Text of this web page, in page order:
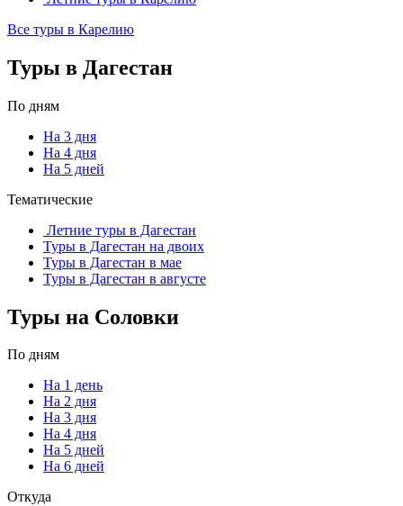
Все туры в Карелию
Туры в Дагестан
По дням
На 3 дня
На 4 дня
На 5 дней
Тематические
Летние туры в Дагестан
Туры в Дагестан на двоих
Туры в Дагестан в мае
Туры в Дагестан в августе
Туры на Соловки
По дням
На 1 день
На 2 дня
На 3 дня
На 4 дня
На 5 дней
На 6 дней
Откуда